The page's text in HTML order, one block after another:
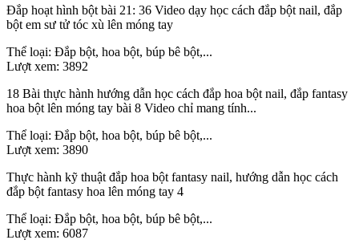
Đắp hoạt hình bột bài 21: 36 Video dạy học cách đắp bột nail, đắp
bột em sư tử tóc xù lên móng tay
Thể loại: Đắp bột, hoa bột, búp bê bột,...
Lượt xem: 3892
18 Bài thực hành hướng dẫn học cách đắp hoa bột nail, đắp fantasy
hoa bột lên móng tay bài 8 Video chỉ mang tính...
Thể loại: Đắp bột, hoa bột, búp bê bột,...
Lượt xem: 3890
Thực hành kỹ thuật đắp hoa bột fantasy nail, hướng dẫn học cách
đắp bột fantasy hoa lên móng tay 4
Thể loại: Đắp bột, hoa bột, búp bê bột,...
Lượt xem: 6087